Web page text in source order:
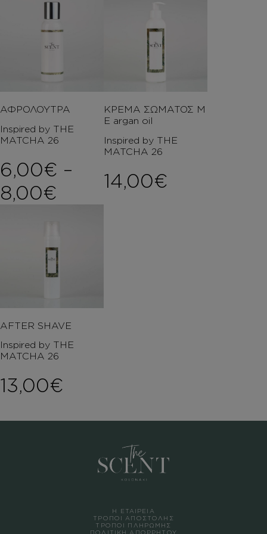
ΑΦΡΟΛΟΥΤΡΑ
Inspired by THE
MATCHA 26
6,00€ –
8,00€ Price range: 6,00€
ΚΡΕΜΑ ΣΩΜΑΤΟΣ Μ
Ε argan oil
Inspired by THE
MATCHA 26
14,00€
AFTER SHAVE
Inspired by THE
MATCHA 26
13,00€
Η ΕΤΑΙΡΕΙΑ
ΤΡΟΠΟΙ ΑΠΟΣΤΟΛΗΣ
ΤΡΟΠΟΙ ΠΛΗΡΩΜΗΣ
ΠΟΛΙΤΙΚΗ ΑΠΟΡΡΗΤΟΥ